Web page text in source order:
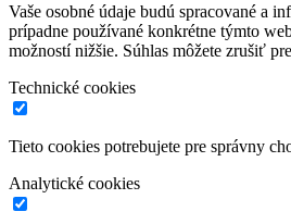
Vaše osobné údaje budú spracované a
prípadne používané konkrétne týmto
možností nižšie. Súhlas môžete zrušiť
Technické cookies
Tieto cookies potrebujete pre správny
Analytické cookies